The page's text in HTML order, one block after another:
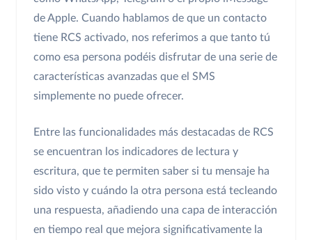
de Apple. Cuando hablamos de que un contacto
tiene RCS activado, nos referimos a que tanto tú
como esa persona podéis disfrutar de una serie de
características avanzadas que el SMS
simplemente no puede ofrecer.
Entre las funcionalidades más destacadas de RCS
se encuentran los indicadores de lectura y
escritura, que te permiten saber si tu mensaje ha
sido visto y cuándo la otra persona está tecleando
una respuesta, añadiendo una capa de interacción
en tiempo real que mejora significativamente la